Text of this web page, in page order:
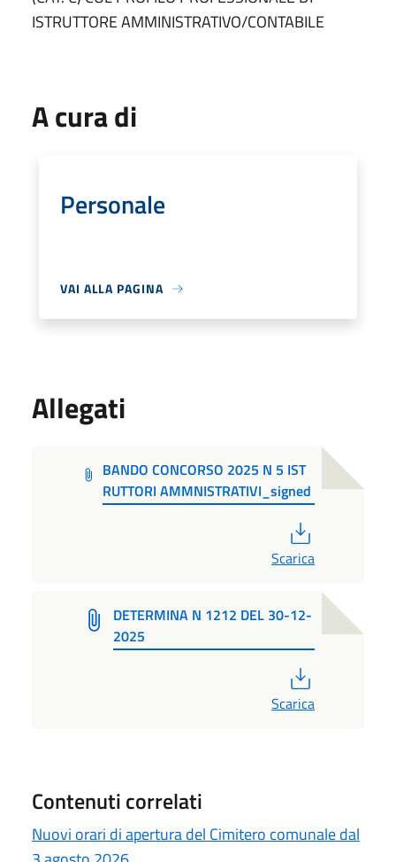
ISTRUTTORE AMMINISTRATIVO/CONTABILE
A cura di
Personale
VAI ALLA PAGINA
Allegati
BANDO CONCORSO 2025 N 5 IST
RUTTORI AMMNISTRATIVI_signed
Scarica
DETERMINA N 1212 DEL 30-12-
2025
Scarica
Contenuti correlati
Nuovi orari di apertura del Cimitero comunale dal